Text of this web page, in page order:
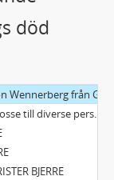
död
(BJERRE)
Amelie Posse
Gunhild Posse (Bjerre) rörande Gunnar G:son Wennerbergs död 1914.
till diverse personer
BJERRE